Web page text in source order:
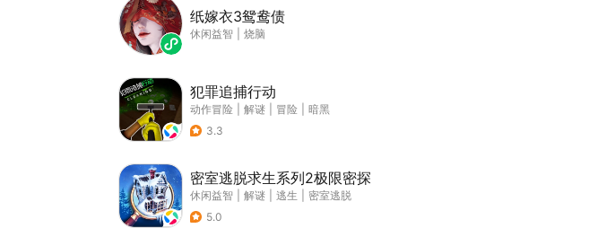
纸嫁衣3鸳鸯债
休闲益智 烧脑
犯罪追捕行动
动作冒险 解谜 冒险
暗黑
3.3
密室逃脱求生系列2极限密探
休闲益智 解谜 逃生
密室逃脱
5.0